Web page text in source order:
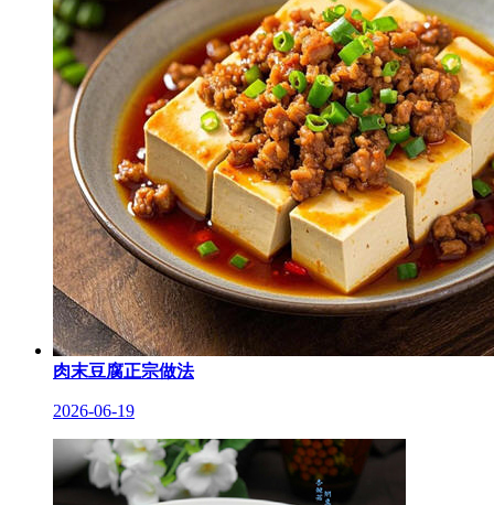
肉末豆腐正宗做法
2026-06-19